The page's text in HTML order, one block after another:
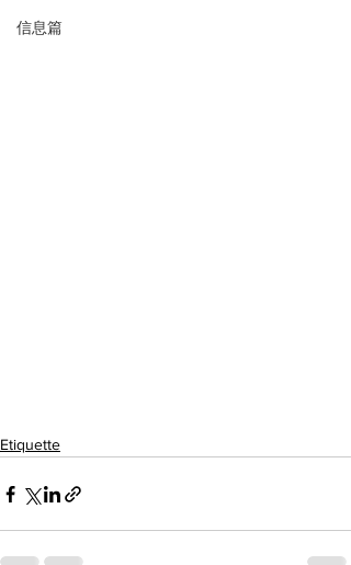
信息篇
Etiquette